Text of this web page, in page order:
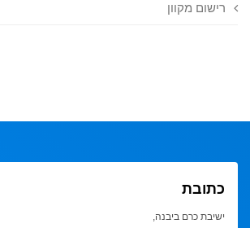
רישום מקוון
כתובת
ישיבת כרם ביבנה,